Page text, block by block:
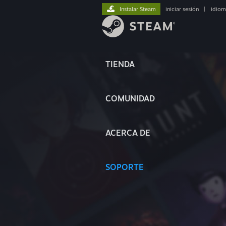
TIENDA
COMUNIDAD
ACERCA DE
SOPORTE
Instalar Steam iniciar sesión